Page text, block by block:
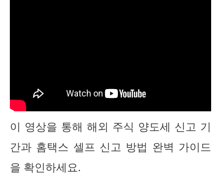
이 영상을 통해 해외 주식 양도세 신고 기
간과 홈택스 셀프 신고 방법 완벽 가이드
을 확인하세요.